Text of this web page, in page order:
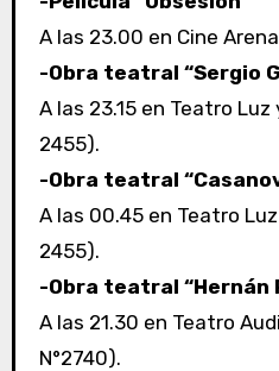
A las 23.00 en Cine
-Obra teatral “Sergio
A las 23.15 en Teatro Luz
2455).
-Obra teatral
A las 00.45 en Teatro
2455).
-Obra teatral “Hernán
A las 21.30 en Teatro
N°2740).